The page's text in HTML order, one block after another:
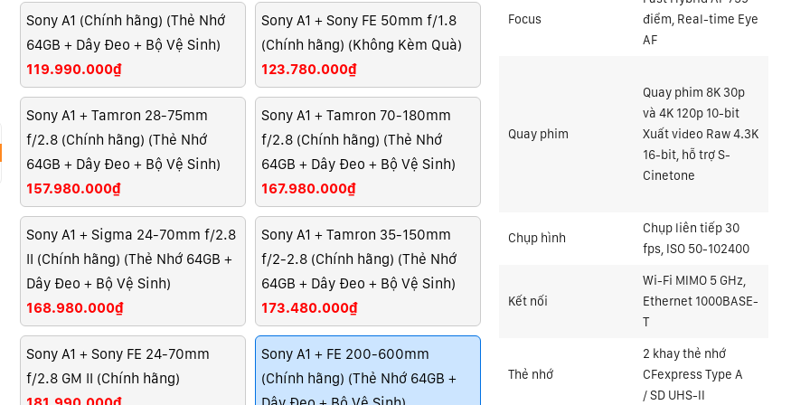
Sony A1 (Chính hãng) (Thẻ Nhớ
64GB + Dây Đeo + Bộ Vệ Sinh)
119.990.000₫
Sony A1 + Sony FE 50mm f/1.8
(Chính hãng) (Không Kèm Quà)
123.780.000₫
Sony A1 + Tamron 28-75mm
f/2.8 (Chính hãng) (Thẻ Nhớ
64GB + Dây Đeo + Bộ Vệ Sinh)
157.980.000₫
Sony A1 + Tamron 70-180mm
f/2.8 (Chính hãng) (Thẻ Nhớ
64GB + Dây Đeo + Bộ Vệ Sinh)
167.980.000₫
Sony A1 + Sigma 24-70mm f/2.8
II (Chính hãng) (Thẻ Nhớ 64GB +
Dây Đeo + Bộ Vệ Sinh)
168.980.000₫
Sony A1 + Tamron 35-150mm
f/2-2.8 (Chính hãng) (Thẻ Nhớ
64GB + Dây Đeo + Bộ Vệ Sinh)
173.480.000₫
Sony A1 + Sony FE 24-70mm
f/2.8 GM II (Chính hãng)
Sony A1 + FE 200-600mm
(Chính hãng) (Thẻ Nhớ 64GB +
Focus
điểm, Real-time Eye
AF
Quay phim
Quay phim 8K 30p
và 4K 120p 10-bit
Xuất video Raw 4.3K
16-bit, hỗ trợ S-
Cinetone
Chụp hình
Chụp liên tiếp 30
fps, ISO 50-102400
Kết nối
Wi-Fi MIMO 5 GHz,
Ethernet 1000BASE-
T
Thẻ nhớ
2 khay thẻ nhớ
CFexpress Type A
/ SD UHS-II